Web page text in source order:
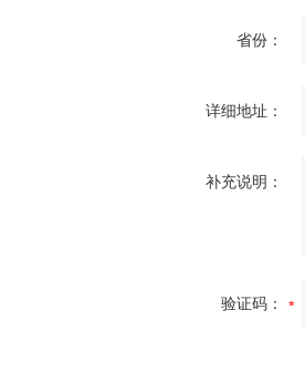
省份：
详细地址：
补充说明：
验证码：